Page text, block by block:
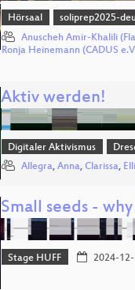
Hörsaal soliprep2025-deu
Anuscheh Amir-Khalili
Ronja Heinemann (CADUS
Aktiv werden!
Digitaler Aktivismus
Allegra, Anna, Clarissa, Elli
Small seeds -
Stage HUFF 2024-